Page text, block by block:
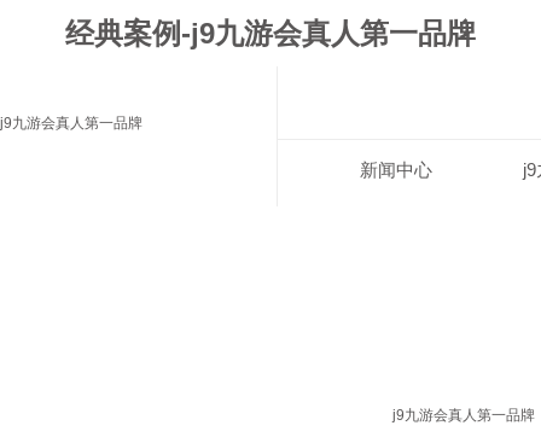
经典案例-j9九游会真人第一品牌
j9九游会真人第一品牌
新闻中心
j9九游会真人第一品牌